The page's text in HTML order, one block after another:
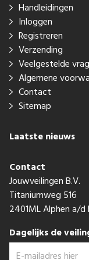
Handleidingen
Inloggen
Registreren
Verzending
Veelgestelde
Algemene
Contact
Sitemap
Laatste nieuws
Contact
Jouwveilingen B.V.
Titaniumweg 516
2401ML Alphen a/d
Dagelijks de